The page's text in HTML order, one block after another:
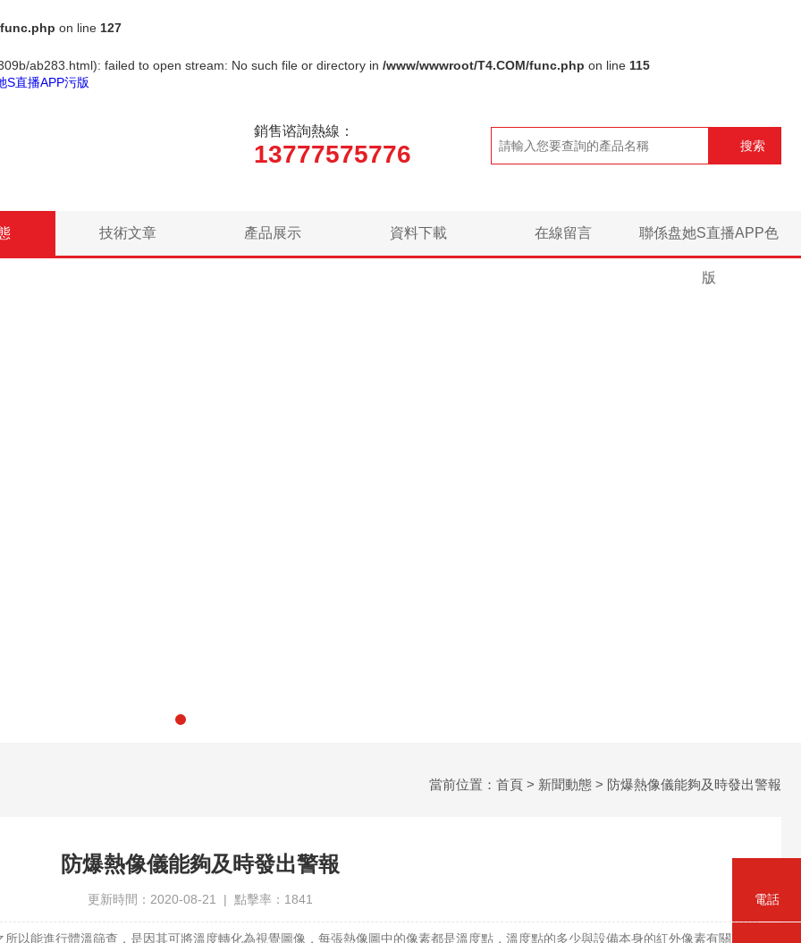
on line 127
ab283.html): failed to open stream: No such file or directory in /www/wwwroot/T4.COM/func.php on line 115
S直播APP污版
銷售谘詢熱線：
13777575776 搜索
技術文章 產品展示 資料下載 在線留言 聯係盘她S直播APP色
版
當前位置： 首頁 > 新聞動態 > 防爆熱像儀能夠及時發出警報
防爆熱像儀能夠及時發出警報
更新時間：2020-08-21 | 點擊率：1841
以能進行體溫篩查，是因其可將溫度轉化為視覺圖像，每張熱像圖中的像素都是溫度點，溫度點的多少與設備本身的紅外像素有關，即
電話